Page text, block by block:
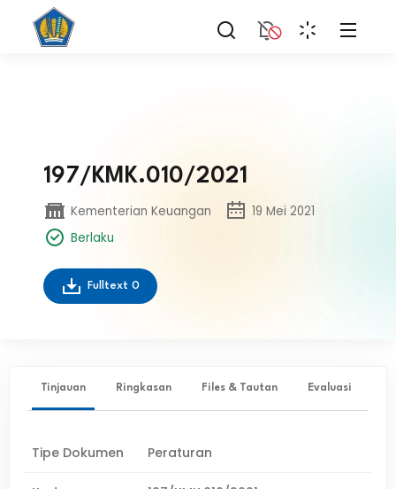
197/KMK.010/2021
Kementerian Keuangan
19 Mei 2021
Berlaku
Fulltext 0
Tinjauan Ringkasan Files & Tautan Evaluasi
Tipe Dokumen Peraturan